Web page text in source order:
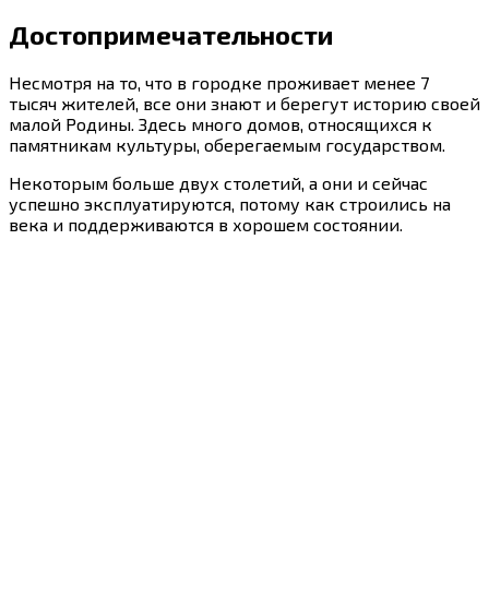
Достопримечательности
Несмотря на то, что в городке проживает менее 7
тысяч жителей, все они знают и берегут историю своей
малой Родины. Здесь много домов, относящихся к
памятникам культуры, оберегаемым государством.
Некоторым больше двух столетий, а они и сейчас
успешно эксплуатируются, потому как строились на
века и поддерживаются в хорошем состоянии.